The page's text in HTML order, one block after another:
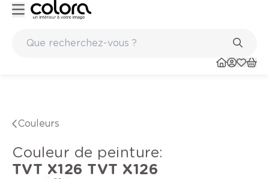
Couleurs
Couleur de peinture:
TVT X126 TVT X126